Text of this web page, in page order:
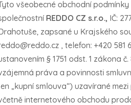
všeobecné obchodní podmínky
REDDO CZ s.r.o., IČ:
zapsané u Krajského
, telefon: +420 581
§ 1751 odst. 1 zákona
práva a povinnosti
„kupní smlouva“) uzavírané
internetového obchodu